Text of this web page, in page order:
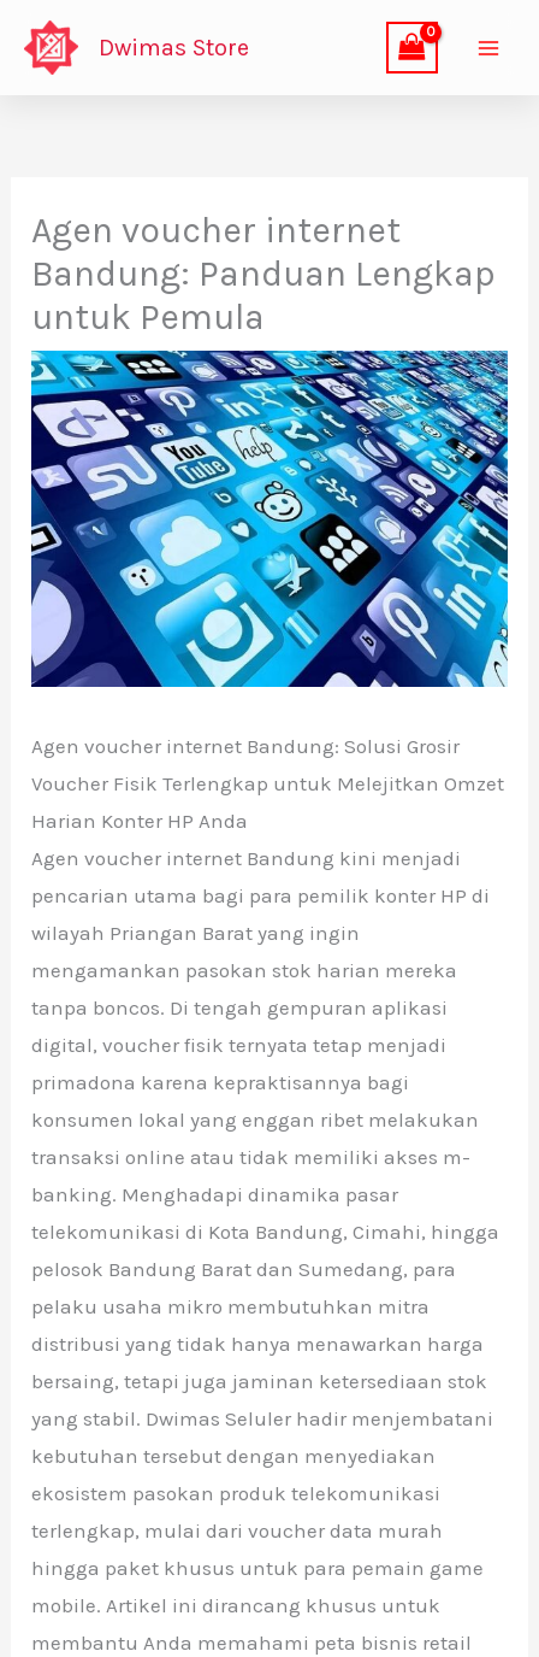
Lewati
Dwimas Store
Agen voucher internet
Bandung: Panduan Lengkap
untuk Pemula
Agen voucher internet Bandung: Solusi Grosir
Voucher Fisik Terlengkap untuk Melejitkan Omzet
Harian Konter HP Anda
Agen voucher internet Bandung kini menjadi
pencarian utama bagi para pemilik konter HP di
wilayah Priangan Barat yang ingin
mengamankan pasokan stok harian mereka
tanpa boncos. Di tengah gempuran aplikasi
digital, voucher fisik ternyata tetap menjadi
primadona karena kepraktisannya bagi
konsumen lokal yang enggan ribet melakukan
transaksi online atau tidak memiliki akses m-
banking. Menghadapi dinamika pasar
telekomunikasi di Kota Bandung, Cimahi, hingga
pelosok Bandung Barat dan Sumedang, para
pelaku usaha mikro membutuhkan mitra
distribusi yang tidak hanya menawarkan harga
bersaing, tetapi juga jaminan ketersediaan stok
yang stabil. Dwimas Seluler hadir menjembatani
kebutuhan tersebut dengan menyediakan
ekosistem pasokan produk telekomunikasi
terlengkap, mulai dari voucher data murah
hingga paket khusus untuk para pemain game
mobile. Artikel ini dirancang khusus untuk
membantu Anda memahami peta bisnis retail